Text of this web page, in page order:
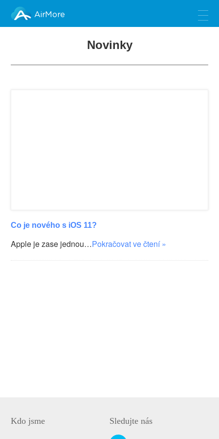
AirMore
Novinky
Co je nového s iOS 11?
Apple je zase jednou…Pokračovat ve čtení »
Kdo jsme Sledujte nás